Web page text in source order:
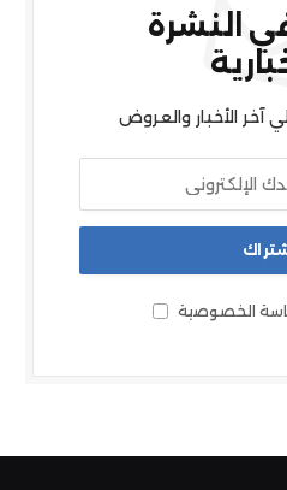
النشرة
الأخبار والعروض
الخصوصية